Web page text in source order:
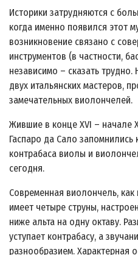
Историки затрудняются с
когда именно появился этот
возникновение связано с
инструментов (в частности,
независимо – сказать
двух итальянских мастеров,
замечательных виолончелей.
Жившие в конце XVI – начале
Гаспаро да Сало запомнились
контрабаса виолы и
сегодня.
Современная виолончель,
имеет четыре струны,
ниже альта на одну октаву.
уступает контрабасу, а
разнообразием. Характерная